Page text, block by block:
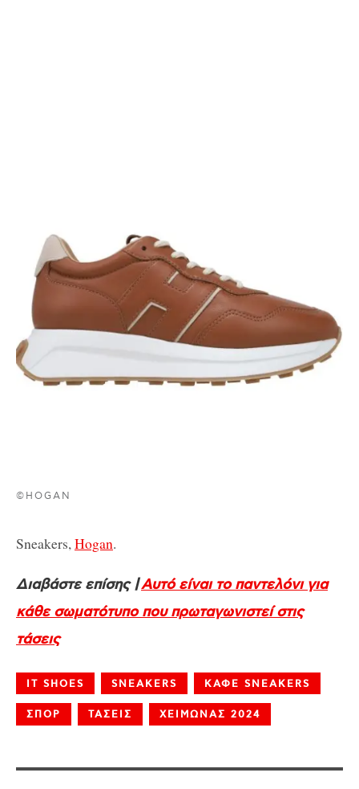
©HOGAN
Sneakers,Hogan.
Διαβάστε επίσης |Αυτό είναι το παντελόνι για
κάθε σωματότυπο που πρωταγωνιστεί στις
τάσεις
IT SHOES SNEAKERS ΚΑΦΕ SNEAKERS
ΣΠΟΡ ΤΑΣΕΙΣ ΧΕΙΜΩΝΑΣ 2024